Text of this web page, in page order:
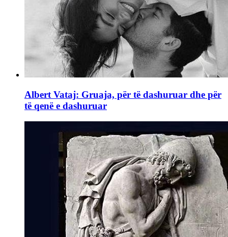
Albert Vataj: Gruaja, për të dashuruar dhe për
të qenë e dashuruar